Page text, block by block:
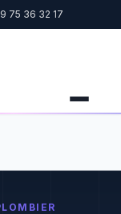
75 36 32 17